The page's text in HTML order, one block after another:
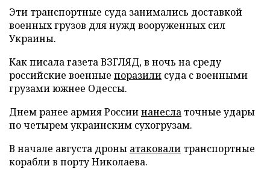
Эти транспортные суда занимались доставкой
военных грузов для нужд вооруженных сил
Украины.
Как писала газета ВЗГЛЯД, в ночь на среду
российские военные поразили суда с военными
грузами южнее Одессы.
Днем ранее армия Россиинанесла точные удары
по четырем украинским сухогрузам.
В начале августа дроны атаковали транспортные
корабли в порту Николаева.